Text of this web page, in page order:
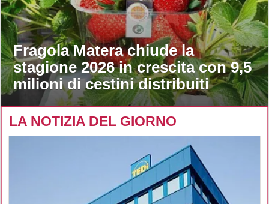
Fragola Matera chiude la
stagione 2026 in crescita con 9,5
milioni di cestini distribuiti
LA NOTIZIA DEL GIORNO